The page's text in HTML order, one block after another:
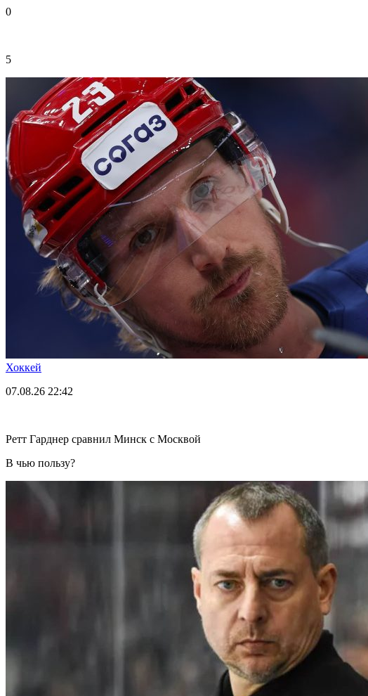
0
5
Хоккей
07.08.26 22:42
Ретт Гарднер сравнил Минск с Москвой
В чью пользу?